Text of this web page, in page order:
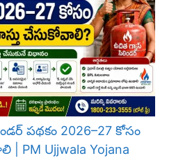
పథకం 2026–27 కోసం
PM Ujjwala Yojana